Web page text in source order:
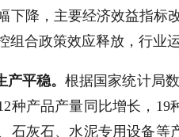
下降，主要经济效益指标
组合政策效应释放，行业
产平稳。根据国家统计局
种产品产量同比增长，
石灰石、水泥专用设备等